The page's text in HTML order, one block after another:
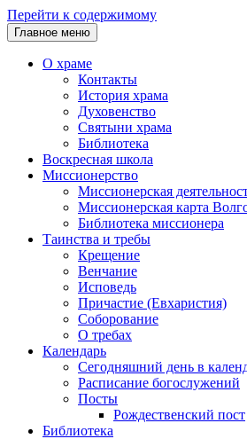
Перейти к содержимому
Главное меню
О храме
Контакты
История храма
Духовенство
Святыни храма
Библиотека
Воскресная школа
Миссионерство
Миссионерская
Миссионерская карта
Библиотека миссионера
Таинства и требы
Крещение
Венчание
Исповедь
Причастие (Евхаристия)
Соборование
О требах
Календарь
Сегодняшний день в
Расписание богослужений
Посты
Рождественский пост
Библиотека